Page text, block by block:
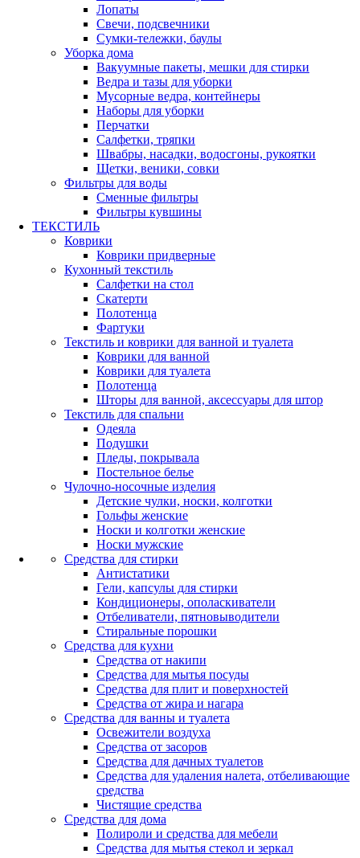
Лопаты
Свечи, подсвечники
Сумки-тележки, баулы
Уборка дома
Вакуумные пакеты, мешки для стирки
Ведра и тазы для уборки
Мусорные ведра, контейнеры
Наборы для уборки
Перчатки
Салфетки, тряпки
Швабры, насадки, водосгоны, рукоятки
Щетки, веники, совки
Фильтры для воды
Сменные фильтры
Фильтры кувшины
ТЕКСТИЛЬ
Коврики
Коврики придверные
Кухонный текстиль
Салфетки на стол
Скатерти
Полотенца
Фартуки
Текстиль и коврики для ванной и туалета
Коврики для ванной
Коврики для туалета
Полотенца
Шторы для ванной, аксессуары для штор
Текстиль для спальни
Одеяла
Подушки
Пледы, покрывала
Постельное белье
Чулочно-носочные изделия
Детские чулки, носки, колготки
Гольфы женские
Носки и колготки женские
Носки мужские
Средства для стирки
Антистатики
Гели, капсулы для стирки
Кондиционеры, ополаскиватели
Отбеливатели, пятновыводители
Стиральные порошки
Средства для кухни
Средства от накипи
Средства для мытья посуды
Средства для плит и поверхностей
Средства от жира и нагара
Средства для ванны и туалета
Освежители воздуха
Средства от засоров
Средства для дачных туалетов
Средства для удаления налета, отбеливающие
средства
Чистящие средства
Средства для дома
Полироли и средства для мебели
Средства для мытья стекол и зеркал